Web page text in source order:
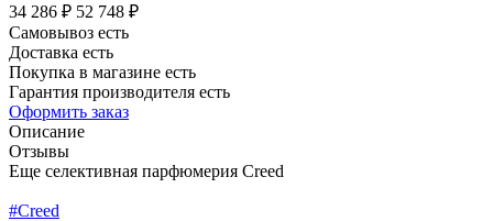
34 286 ₽ 52 748 ₽
Самовывоз есть
Доставка есть
Покупка в магазине есть
Гарантия производителя есть
Оформить заказ
Описание
Отзывы
Еще селективная парфюмерия Creed
#Creed